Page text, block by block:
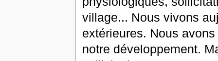
village... Nous vivons
extérieures. Nous
notre développement.